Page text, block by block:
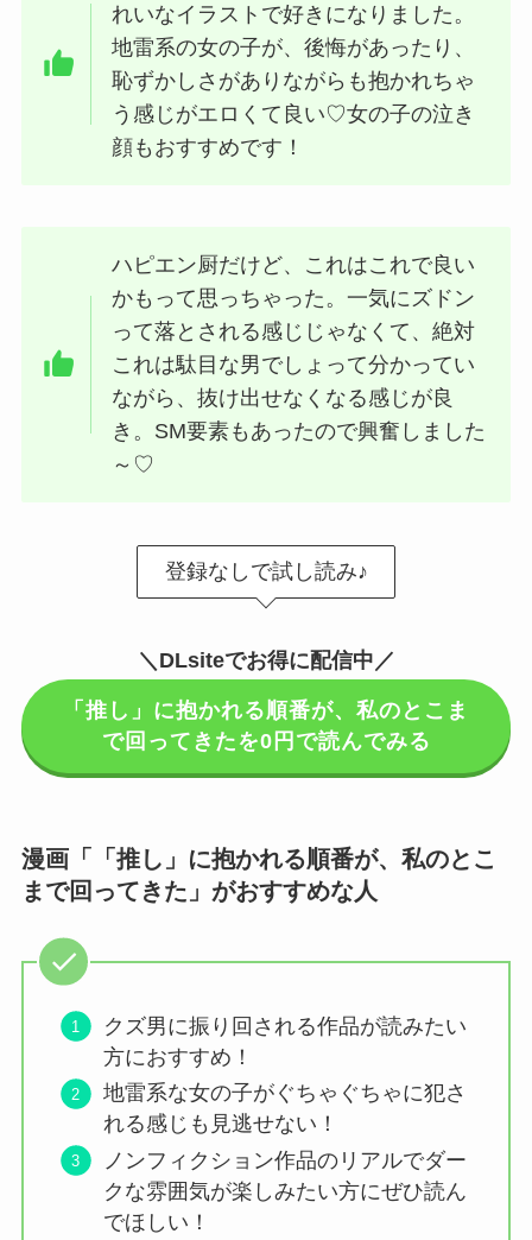
れいなイラストで好きになりました。
地雷系の女の子が、後悔があったり、
恥ずかしさがありながらも抱かれちゃ
う感じがエロくて良い♡女の子の泣き
顔もおすすめです！
ハピエン厨だけど、これはこれで良い
かもって思っちゃった。一気にズドン
って落とされる感じじゃなくて、絶対
これは駄目な男でしょって分かってい
ながら、抜け出せなくなる感じが良
き。SM要素もあったので興奮しました
～♡
登録なしで試し読み♪
＼DLsiteでお得に配信中／
「推し」に抱かれる順番が、私のとこま
で回ってきたを0円で読んでみる
漫画「「推し」に抱かれる順番が、私のとこ
まで回ってきた」がおすすめな人
クズ男に振り回される作品が読みたい
方におすすめ！
地雷系な女の子がぐちゃぐちゃに犯さ
れる感じも見逃せない！
ノンフィクション作品のリアルでダー
クな雰囲気が楽しみたい方にぜひ読ん
でほしい！